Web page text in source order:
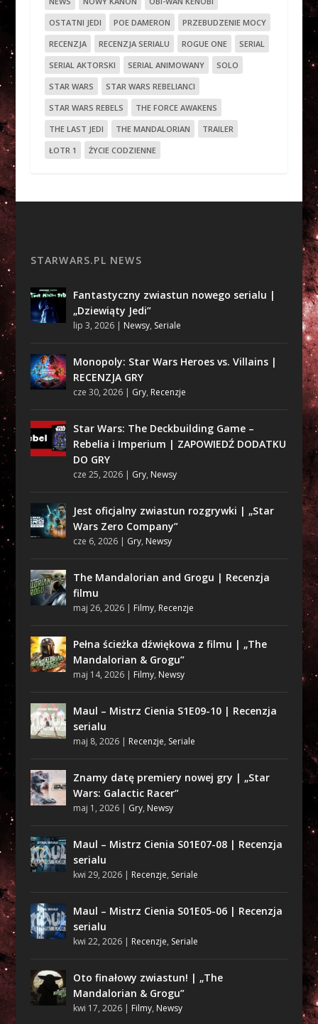
OSTATNI JEDI
POE DAMERON
PRZEBUDZENIE MOCY
RECENZJA
RECENZJA SERIALU ROGUE ONE
SERIAL
SERIAL AKTORSKI
SERIAL ANIMOWANY
SOLO
STAR WARS
STAR WARS REBELIANCI
STAR WARS REBELS
THE FORCE AWAKENS
THE LAST JEDI
THE MANDALORIAN
TRAILER
ŁOTR 1
ŻYCIE CODZIENNE
STARWARS.PL NEWS
Fantastyczny zwiastun nowego serialu |
„Dziewiąty Jedi”
lip 3, 2026| Newsy, Seriale
Monopoly: Star Wars Heroes vs. Villains |
RECENZJA GRY
cze 30, 2026| Gry, Recenzje
Star Wars: The Deckbuilding Game –
Rebelia i Imperium | ZAPOWIEDŹ DODATKU
DO GRY
cze 25, 2026| Gry, Newsy
Jest oficjalny zwiastun rozgrywki | „Star
Wars Zero Company”
cze 6, 2026| Gry, Newsy
The Mandalorian and Grogu | Recenzja
filmu
maj 26, 2026| Filmy, Recenzje
Pełna ścieżka dźwiękowa z filmu | „The
Mandalorian & Grogu”
maj 14, 2026| Filmy, Newsy
Maul – Mistrz Cienia S1E09-10 | Recenzja
serialu
maj 8, 2026| Recenzje, Seriale
Znamy datę premiery nowej gry | „Star
Wars: Galactic Racer”
maj 1, 2026| Gry, Newsy
Maul – Mistrz Cienia S01E07-08 | Recenzja
serialu
kwi 29, 2026| Recenzje, Seriale
Maul – Mistrz Cienia S01E05-06 | Recenzja
serialu
kwi 22, 2026| Recenzje, Seriale
Oto finałowy zwiastun! | „The
Mandalorian & Grogu”
kwi 17, 2026| Filmy, Newsy